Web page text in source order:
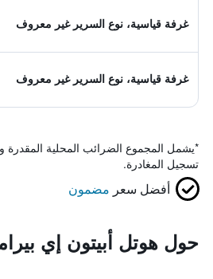
غرفة قياسية، نوع السرير غير معروف
غرفة قياسية، نوع السرير غير معروف
*يشمل المجموع الضرائب المحلية المقدرة
تسجيل المغادرة.
أفضل سعر مضمون
حول هوتل أبيتون إي